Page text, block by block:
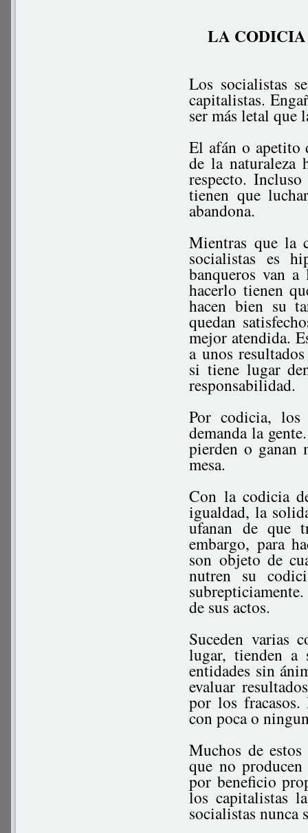
LA
Los socialistas
capitalistas.
ser más letal que
El afán o apetito
de la naturaleza
respecto.
tienen que
abandona.
Mientras que la
socialistas es
banqueros van
hacerlo tienen
hacen bien su
quedan
mejor atendida.
a unos
si tiene lugar
responsabilidad.
Por codicia, los
demanda la
pierden o ganan
mesa.
Con la codicia
igualdad, la
ufanan de que
embargo, para
son objeto de
nutren su
de sus actos.
Suceden varias
lugar, tienden a
entidades sin
evaluar
por los fracasos.
con poca o
Muchos de
que no
por beneficio
los capitalistas
socialistas nunca